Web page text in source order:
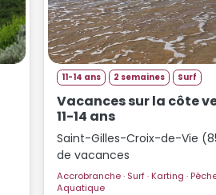
11-14 ans 2 semaines Surf
Vacances sur la côte
11-14 ans
Saint-Gilles-Croix-de-Vie
de vacances
Accrobranche · Surf · Karting · Pêche · Plage · Parc
Aquatique